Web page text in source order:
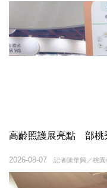
高齡照護展亮點 部桃
記者陳華興／桃園
2026-08-07